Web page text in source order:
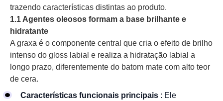
trazendo características distintas ao produto.
1.1 Agentes oleosos formam a base brilhante e
hidratante
A graxa é o componente central que cria o efeito de brilho
intenso do gloss labial e realiza a hidratação labial a
longo prazo, diferentemente do batom mate com alto teor
de cera.
Características funcionais principais : Ele